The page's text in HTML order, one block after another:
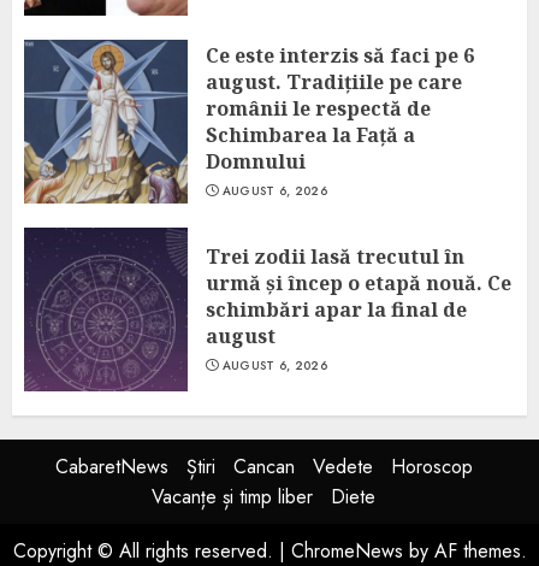
Ce este interzis să faci pe 6
august. Tradițiile pe care
românii le respectă de
Schimbarea la Față a
Domnului
AUGUST 6, 2026
Trei zodii lasă trecutul în
urmă și încep o etapă nouă. Ce
schimbări apar la final de
august
AUGUST 6, 2026
CabaretNews Știri Cancan Vedete
Horoscop
Vacanțe și timp liber
Diete
Copyright © All rights reserved. | ChromeNews by AF themes.